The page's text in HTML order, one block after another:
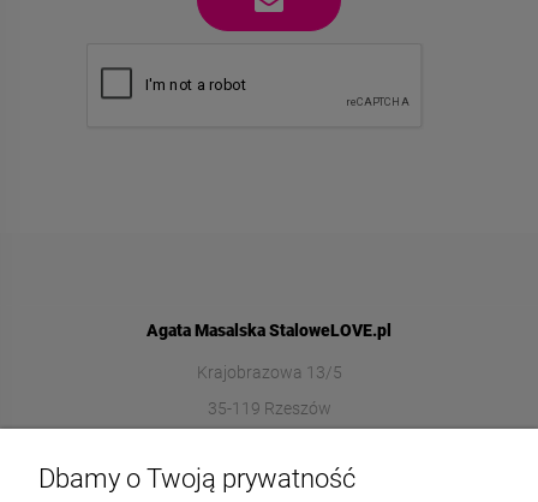
Agata Masalska StaloweLOVE.pl
Krajobrazowa 13/5
35-119 Rzeszów
572989669
Dbamy o Twoją prywatność